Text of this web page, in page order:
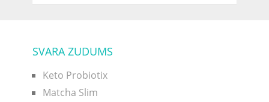
SVARA ZUDUMS
Keto Probiotix
Matcha Slim